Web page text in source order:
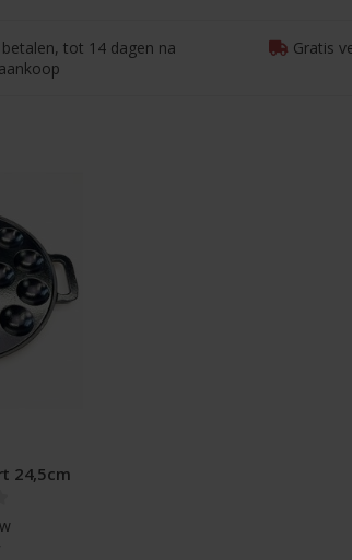
tot 14 dagen na
aankoop
Gratis
24,5cm